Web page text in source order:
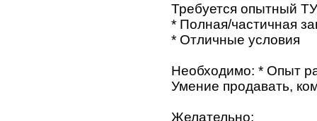
Требуется опытный
* Полная/частичная
* Отличные условия
Необходимо: * Опыт
Умение продавать,
Желательно: